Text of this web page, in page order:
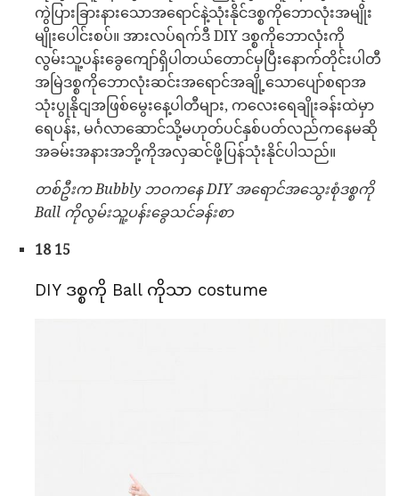
ကွဲပြားခြားနားသောအရောင်နဲ့သုံးနိုင်ဒစ္စကိုဘောလုံးအမျိုး
မျိုးပေါင်းစပ်။ အားလပ်ရက်ဒီ DIY ဒစ္စကိုဘောလုံးကို
လွမ်းသူ့ပန်းခွေကျော်ရှိပါတယ်တောင်မှပြီးနောက်တိုင်းပါတီ
အမြဲဒစ္စကိုဘောလုံးဆင်းအရောင်အချို့သောပျော်စရာအ
သုံးပွုနိုငျအဖြစ်မွေးနေ့ပါတီများ, ကလေးရေချိုးခန်းထဲမှာ
ရေပန်း, မင်္ဂလာဆောင်သို့မဟုတ်ပင်နှစ်ပတ်လည်ကနေမဆို
အခမ်းအနားအဘို့ကိုအလှဆင်ဖို့ပြန်သုံးနိုင်ပါသည်။
တစ်ဦးက Bubbly ဘဝကနေ DIY အရောင်အသွေးစုံဒစ္စကို
Ball ကိုလွမ်းသူ့ပန်းခွေသင်ခန်းစာ
18 15
DIY ဒစ္စကို Ball ကိုသာ costume